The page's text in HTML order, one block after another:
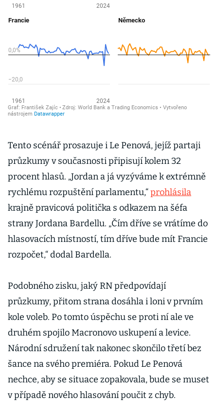
Tento scénář prosazuje i Le Penová, jejíž partaji
průzkumy v současnosti připisují kolem 32
procent hlasů. „Jordan a já vyzýváme k extrémně
rychlému rozpuštění parlamentu,“prohlásila
krajně pravicová politička s odkazem na šéfa
strany Jordana Bardellu. „Čím dříve se vrátíme do
hlasovacích místností, tím dříve bude mít Francie
rozpočet,“ dodal Bardella.
Podobného zisku, jaký RN předpovídají
průzkumy, přitom strana dosáhla i loni v prvním
kole voleb. Po tomto úspěchu se proti ní ale ve
druhém spojilo Macronovo uskupení a levice.
Národní sdružení tak nakonec skončilo třetí bez
šance na svého premiéra. Pokud Le Penová
nechce, aby se situace zopakovala, bude se muset
v případě nového hlasování poučit z chyb.